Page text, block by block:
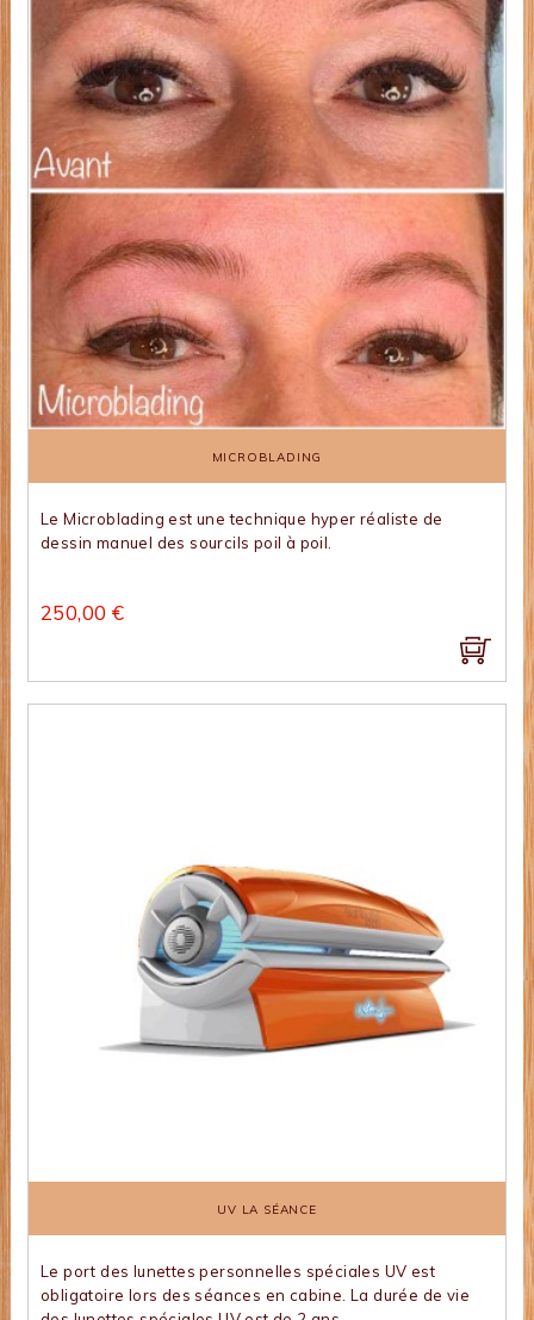
MICROBLADING
Le Microblading est une technique hyper réaliste de
dessin manuel des sourcils poil à poil.
250,00 €
UV LA SÉANCE
Le port des lunettes personnelles spéciales UV est
obligatoire lors des séances en cabine. La durée de vie